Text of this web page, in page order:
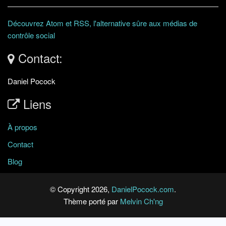
Découvrez Atom et RSS, l'alternative sûre aux médias de
contrôle social
Contact:
Daniel Pocock
Liens
À propos
Contact
Blog
© Copyright 2026, DanielPocock.com.
Thème porté par Melvin Ch'ng